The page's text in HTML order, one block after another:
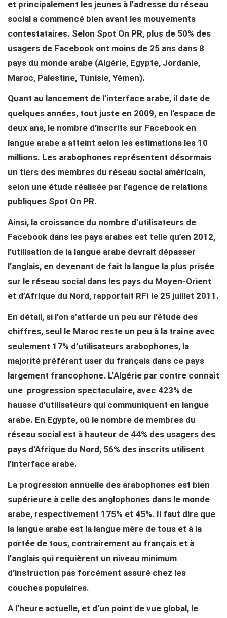
et principalement les jeunes à l’adresse du réseau
social a commencé bien avant les mouvements
contestataires. Selon Spot On PR, plus de 50% des
usagers de Facebook ont moins de 25 ans dans 8
pays du monde arabe (Algérie, Egypte, Jordanie,
Maroc, Palestine, Tunisie, Yémen).
Quant au lancement de l’interface arabe, il date de
quelques années, tout juste en 2009, en l’espace de
deux ans, le nombre d’inscrits sur Facebook en
langue arabe a atteint selon les estimations les 10
millions. Les arabophones représentent désormais
un tiers des membres du réseau social américain,
selon une étude réalisée par l’agence de relations
publiques Spot On PR.
Ainsi, la croissance du nombre d’utilisateurs de
Facebook dans les pays arabes est telle qu’en 2012,
l’utilisation de la langue arabe devrait dépasser
l’anglais, en devenant de fait la langue la plus prisée
sur le réseau social dans les pays du Moyen-Orient
et d’Afrique du Nord, rapportait RFI le 25 juillet 2011.
En détail, si l’on s’attarde un peu sur l’étude des
chiffres, seul le Maroc reste un peu à la traîne avec
seulement 17% d’utilisateurs arabophones, la
majorité préférant user du français dans ce pays
largement francophone. L’Algérie par contre connaît
une progression spectaculaire, avec 423% de
hausse d’utilisateurs qui communiquent en langue
arabe. En Egypte, où le nombre de membres du
réseau social est à hauteur de 44% des usagers des
pays d’Afrique du Nord, 56% des inscrits utilisent
l’interface arabe.
La progression annuelle des arabophones est bien
supérieure à celle des anglophones dans le monde
arabe, respectivement 175% et 45%. Il faut dire que
la langue arabe est la langue mère de tous et à la
portée de tous, contrairement au français et à
l’anglais qui requièrent un niveau minimum
d’instruction pas forcément assuré chez les
couches populaires.
A l’heure actuelle, et d’un point de vue global, le